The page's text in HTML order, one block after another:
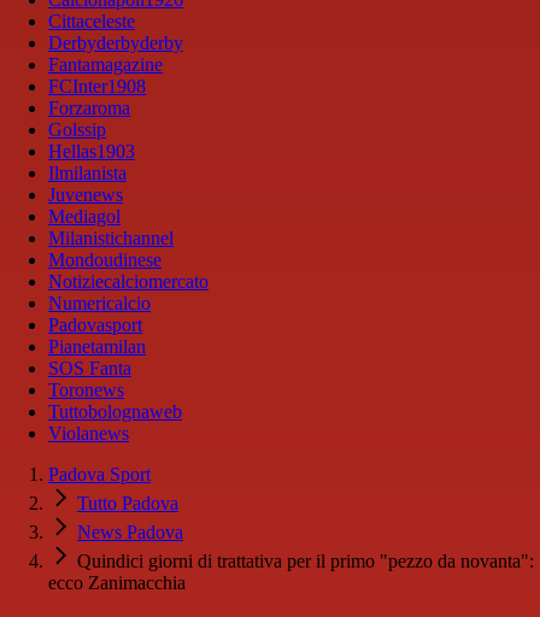
Cittaceleste
Derbyderbyderby
Fantamagazine
FCInter1908
Forzaroma
Golssip
Hellas1903
Ilmilanista
Juvenews
Mediagol
Milanistichannel
Mondoudinese
Notiziecalciomercato
Numericalcio
Padovasport
Pianetamilan
SOS Fanta
Toronews
Tuttobolognaweb
Violanews
Padova Sport
Tutto Padova
News Padova
Quindici giorni di trattativa per il primo "pezzo da novanta":
ecco Zanimacchia